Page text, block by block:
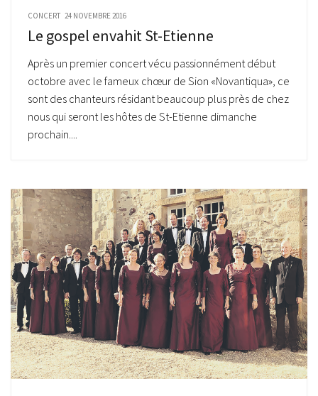
CONCERT 24 NOVEMBRE 2016
Le gospel envahit St-Etienne
Après un premier concert vécu passionnément début
octobre avec le fameux chœur de Sion «Novantiqua», ce
sont des chanteurs résidant beaucoup plus près de chez
nous qui seront les hôtes de St-Etienne dimanche
prochain....